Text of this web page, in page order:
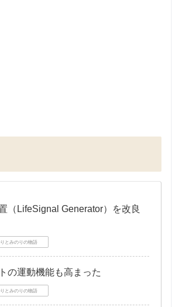
（LifeSignal Generator）を改良
とみのりの物語
の運動機能も高まった
とみのりの物語